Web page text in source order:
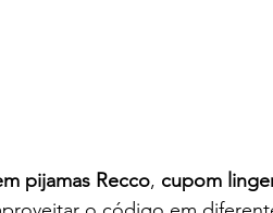
pijamas Recco, cupom